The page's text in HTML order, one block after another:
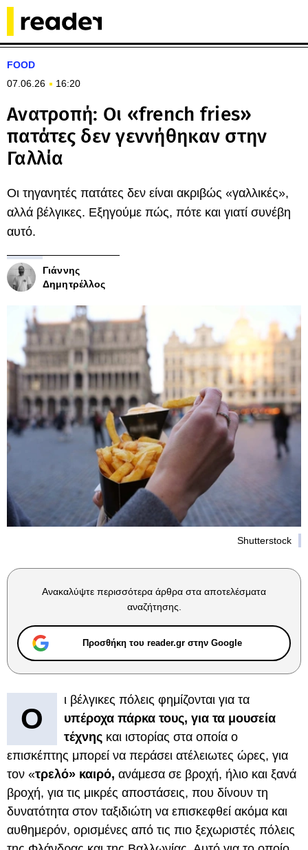
FOOD
07.06.26
16:20
Aνατροπή: Οι «french fries»
πατάτες δεν γεννήθηκαν στην
Γαλλία
Οι τηγανητές πατάτες δεν είναι ακριβώς «γαλλικές»,
αλλά βέλγικες. Εξηγούμε πώς, πότε και γιατί συνέβη
αυτό.
Γιάννης
Δημητρέλλος
Shutterstock
Ανακαλύψτε περισσότερα άρθρα στα αποτελέσματα
αναζήτησης.
Προσθήκη του reader.gr στην Google
Ο
ι βέλγικες πόλεις φημίζονται για τα
υπέροχα πάρκα τους, για τα μουσεία
τέχνης και ιστορίας στα οποία ο
επισκέπτης μπορεί να περάσει ατέλειωτες ώρες, για
τον «τρελό» καιρό, ανάμεσα σε βροχή, ήλιο και ξανά
βροχή, για τις μικρές αποστάσεις, που δίνουν τη
δυνατότητα στον ταξιδιώτη να επισκεφθεί ακόμα και
αυθημερόν, ορισμένες από τις πιο ξεχωριστές πόλεις